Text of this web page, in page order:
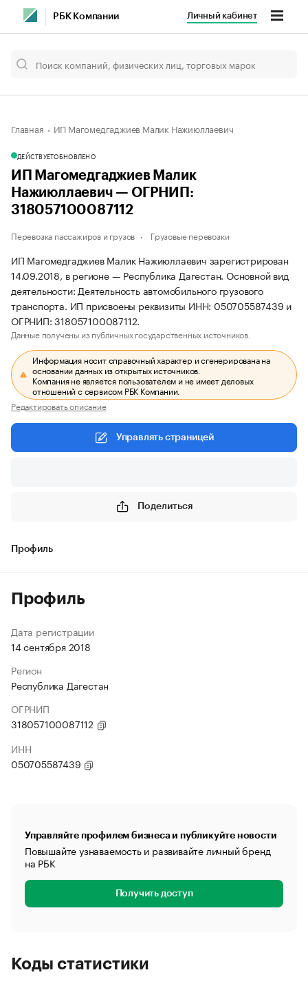
РБК Компании Личный кабинет
Главная ИП Магомедгаджиев Малик Нажиюллаевич
ДЕЙСТВУЕТОБНОВЛЕНО
ИП Магомедгаджиев Малик
Нажиюллаевич — ОГРНИП:
318057100087112
Перевозка пассажиров и грузов Грузовые перевозки
ИП Магомедгаджиев Малик Нажиюллаевич зарегистрирован
14.09.2018, в регионе — Республика Дагестан. Основной вид
деятельности: Деятельность автомобильного грузового
транспорта. ИП присвоены реквизиты ИНН: 050705587439 и
ОГРНИП: 318057100087112.
Данные получены из публичных государственных источников.
Информация носит справочный характер и сгенерирована на
основании данных из открытых источников.
Компания не является пользователем и не имеет деловых
отношений с сервисом РБК Компании.
Редактировать описание
Управлять страницей
Поделиться
Профиль
Профиль
Дата регистрации
14 сентября 2018
Регион
Республика Дагестан
ОГРНИП
318057100087112
ИНН
050705587439
Управляйте профилем бизнеса и публикуйте новости
Повышайте узнаваемость и развивайте личный бренд
на РБК
Получить доступ
Коды статистики